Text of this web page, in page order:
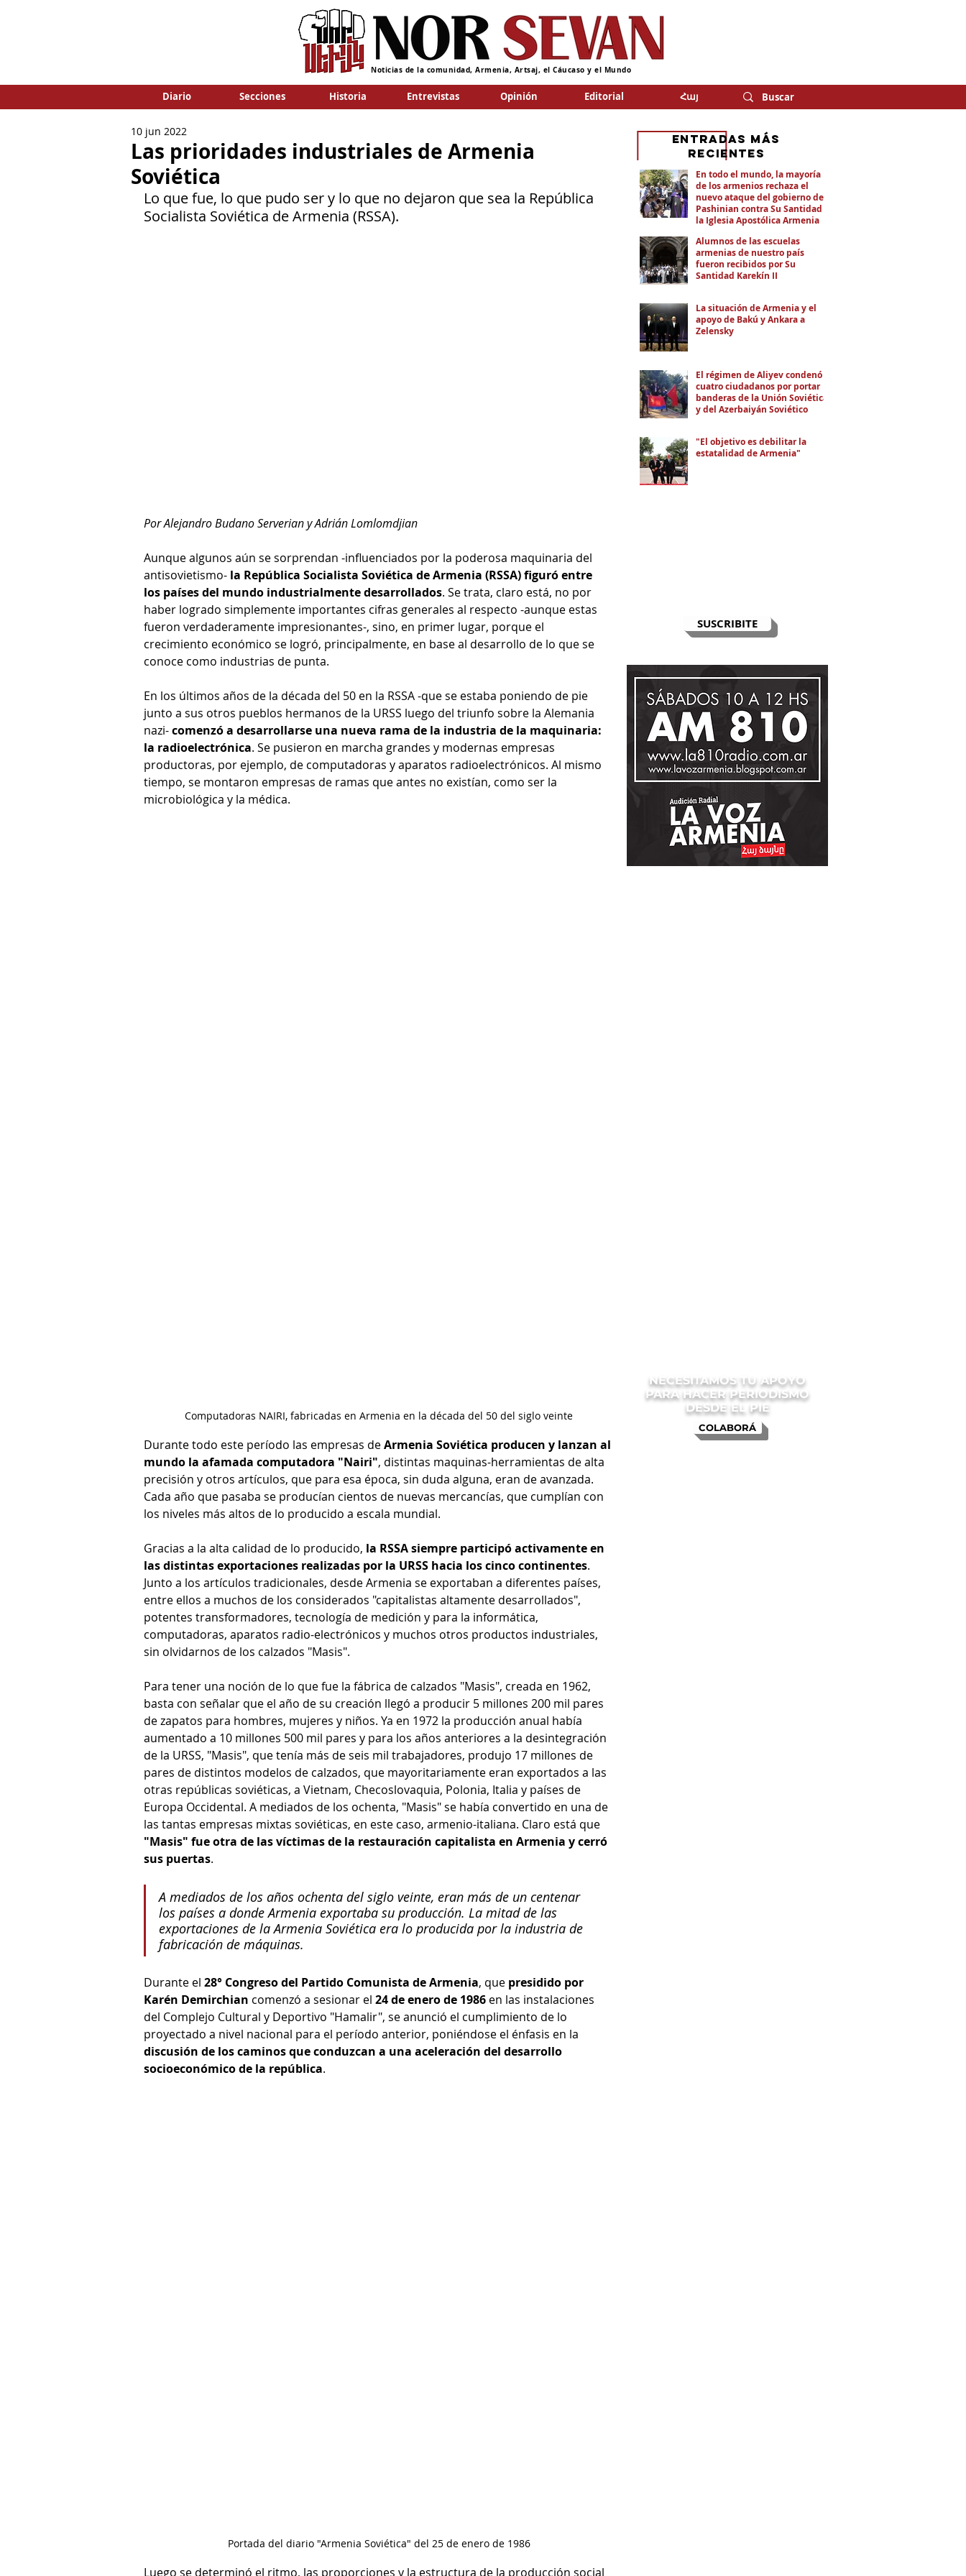
Noticias de la comunidad, Armenia, Artsaj, el Cáucaso y el Mundo
Diario Secciones Historia Entrevistas Opinión Editorial Հայ
Las prioridades industriales de Armenia
Soviética
10 jun 2022
Lo que fue, lo que pudo ser y lo que no dejaron que sea la República
Socialista Soviética de Armenia (RSSA).
Por Alejandro Budano Serverian y Adrián Lomlomdjian
Aunque algunos aún se sorprendan -influenciados por la poderosa maquinaria del
antisovietismo- la República Socialista Soviética de Armenia (RSSA) figuró entre
los países del mundo industrialmente desarrollados. Se trata, claro está, no por
haber logrado simplemente importantes cifras generales al respecto -aunque estas
fueron verdaderamente impresionantes-, sino, en primer lugar, porque el
crecimiento económico se logró, principalmente, en base al desarrollo de lo que se
conoce como industrias de punta.
En los últimos años de la década del 50 en la RSSA -que se estaba poniendo de pie
junto a sus otros pueblos hermanos de la URSS luego del triunfo sobre la Alemania
nazi- comenzó a desarrollarse una nueva rama de la industria de la maquinaria:
la radioelectrónica. Se pusieron en marcha grandes y modernas empresas
productoras, por ejemplo, de computadoras y aparatos radioelectrónicos. Al mismo
tiempo, se montaron empresas de ramas que antes no existían, como ser la
microbiológica y la médica.
Computadoras NAIRI, fabricadas en Armenia en la década del 50 del siglo veinte
Durante todo este período las empresas de Armenia Soviética producen y lanzan al
mundo la afamada computadora "Nairi", distintas maquinas-herramientas de alta
precisión y otros artículos, que para esa época, sin duda alguna, eran de avanzada.
Cada año que pasaba se producían cientos de nuevas mercancías, que cumplían con
los niveles más altos de lo producido a escala mundial.
Gracias a la alta calidad de lo producido, la RSSA siempre participó activamente en
las distintas exportaciones realizadas por la URSS hacia los cinco continentes.
Junto a los artículos tradicionales, desde Armenia se exportaban a diferentes países,
entre ellos a muchos de los considerados "capitalistas altamente desarrollados",
potentes transformadores, tecnología de medición y para la informática,
computadoras, aparatos radio-electrónicos y muchos otros productos industriales,
sin olvidarnos de los calzados "Masis".
Para tener una noción de lo que fue la fábrica de calzados "Masis", creada en 1962,
basta con señalar que el año de su creación llegó a producir 5 millones 200 mil pares
de zapatos para hombres, mujeres y niños. Ya en 1972 la producción anual había
aumentado a 10 millones 500 mil pares y para los años anteriores a la desintegración
de la URSS, "Masis", que tenía más de seis mil trabajadores, produjo 17 millones de
pares de distintos modelos de calzados, que mayoritariamente eran exportados a las
otras repúblicas soviéticas, a Vietnam, Checoslovaquia, Polonia, Italia y países de
Europa Occidental. A mediados de los ochenta, "Masis" se había convertido en una de
las tantas empresas mixtas soviéticas, en este caso, armenio-italiana. Claro está que
"Masis" fue otra de las víctimas de la restauración capitalista en Armenia y cerró
sus puertas.
A mediados de los años ochenta del siglo veinte, eran más de un centenar
los países a donde Armenia exportaba su producción. La mitad de las
exportaciones de la Armenia Soviética era lo producida por la industria de
fabricación de máquinas.
Durante el 28° Congreso del Partido Comunista de Armenia, que presidido por
Karén Demirchian comenzó a sesionar el 24 de enero de 1986 en las instalaciones
del Complejo Cultural y Deportivo "Hamalir", se anunció el cumplimiento de lo
proyectado a nivel nacional para el período anterior, poniéndose el énfasis en la
discusión de los caminos que conduzcan a una aceleración del desarrollo
socioeconómico de la república.
Portada del diario "Armenia Soviética" del 25 de enero de 1986
Luego se determinó el ritmo, las proporciones y la estructura de la producción social
SUSCRIBITE
En todo el mundo, la mayoría
de los armenios rechaza el
nuevo ataque del gobierno de
Pashinian contra Su Santidad y
la Iglesia Apostólica Armenia
Alumnos de las escuelas
armenias de nuestro país
fueron recibidos por Su
Santidad Karekín II
La situación de Armenia y el
apoyo de Bakú y Ankara a
Zelensky
El régimen de Aliyev condenó a
cuatro ciudadanos por portar
banderas de la Unión Soviética
y del Azerbaiyán Soviético
"El objetivo es debilitar la
estatalidad de Armenia"
eNTRADAS MÁS
RECIENTES
COLABORÁ
NECESITAMOS TU APOYO
PARA HACER PERIODISMO
DESDE EL PIE